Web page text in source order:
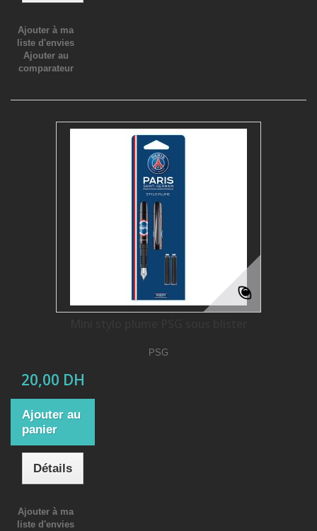
Ajouter à ma
liste d'envies
Ajouter au
comparateur
PSG
20,00 DH
Ajouter au
panier
Détails
Ajouter à ma
liste d'envies